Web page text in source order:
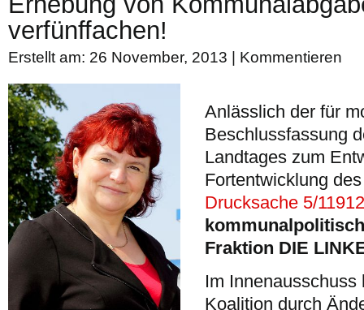
verfünffachen!
Erstellt am: 26 November, 2013 | Kommentieren
Anlässlich der für
Beschlussfassung
Landtages zum
Fortentwicklung
Drucksache 5/11912
Fraktion DIE
Im
Koalition durch